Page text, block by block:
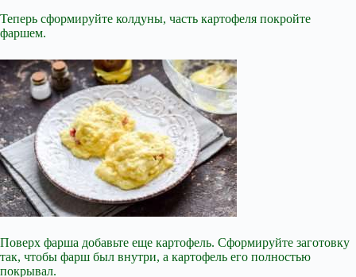
Теперь сформируйте колдуны, часть картофеля покройте
фаршем.
Поверх фарша добавьте еще картофель. Сформируйте заготовку
так, чтобы фарш был внутри, а картофель его полностью
покрывал.